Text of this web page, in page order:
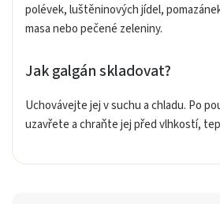
polévek, luštěninových jídel,
masa nebo pečené zeleniny.
Jak galgán skladovat?
Uchovávejte jej v suchu a chladu. Po
uzavřete a chraňte jej před vlhkostí,